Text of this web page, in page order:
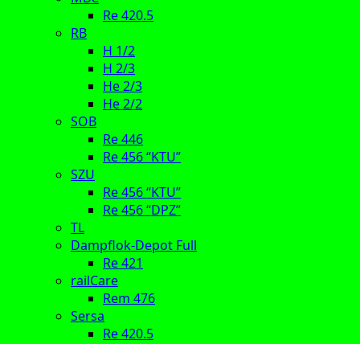
Re 420.5
RB
H 1/2
H 2/3
He 2/3
He 2/2
SOB
Re 446
Re 456 “KTU”
SZU
Re 456 “KTU”
Re 456 “DPZ”
TL
Dampflok-Depot Full
Re 421
railCare
Rem 476
Sersa
Re 420.5